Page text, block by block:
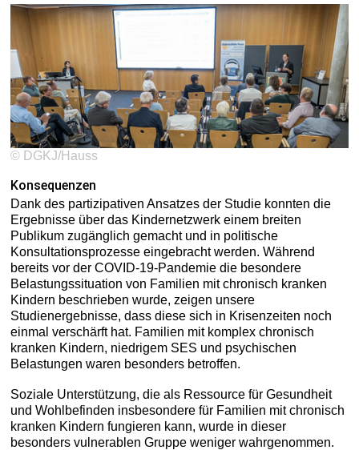
© DGKJ/Hauss
Konsequenzen
Dank des partizipativen Ansatzes der Studie konnten die
Ergebnisse über das Kindernetzwerk einem breiten
Publikum zugänglich gemacht und in politische
Konsultationsprozesse eingebracht werden. Während
bereits vor der COVID-19-Pandemie die besondere
Belastungssituation von Familien mit chronisch kranken
Kindern beschrieben wurde, zeigen unsere
Studienergebnisse, dass diese sich in Krisenzeiten noch
einmal verschärft hat. Familien mit komplex chronisch
kranken Kindern, niedrigem SES und psychischen
Belastungen waren besonders betroffen.
Soziale Unterstützung, die als Ressource für Gesundheit
und Wohlbefinden insbesondere für Familien mit chronisch
kranken Kindern fungieren kann, wurde in dieser
besonders vulnerablen Gruppe weniger wahrgenommen.